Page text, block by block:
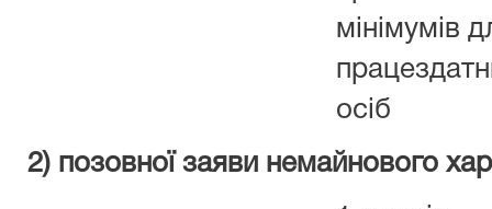
мінімумів
осіб
2) позовної заяви немайнового